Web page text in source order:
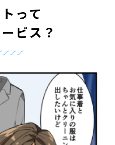
って
ビス？